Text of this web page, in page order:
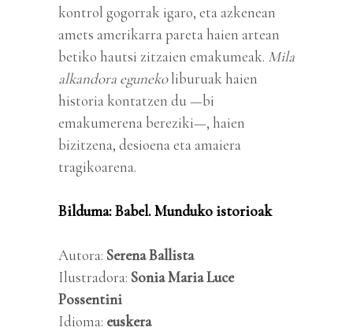
kontrol gogorrak igaro, eta azkenean
amets amerikarra pareta haien artean
betiko hautsi zitzaien emakumeak. Mila
alkandora egunekoliburuak haien
historia kontatzen du —bi
emakumerena bereziki—, haien
bizitzena, desioena eta amaiera
tragikoarena.
Bilduma: Babel. Munduko istorioak
Autora: Serena Ballista
Ilustradora: Sonia Maria Luce
Possentini
Idioma: euskera